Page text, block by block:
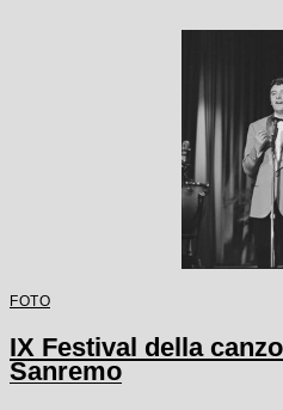
FOTO
IX Festival della
Sanremo